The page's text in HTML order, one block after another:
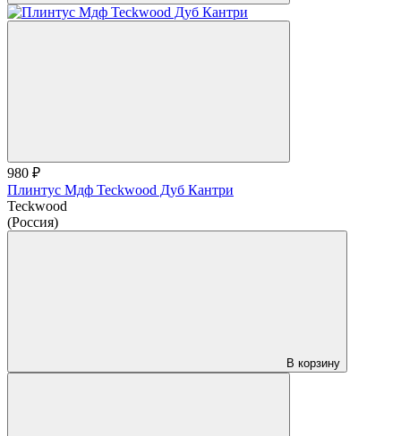
980 ₽
Плинтус Мдф Teckwood Дуб Кантри
Teckwood
(Россия)
В корзину